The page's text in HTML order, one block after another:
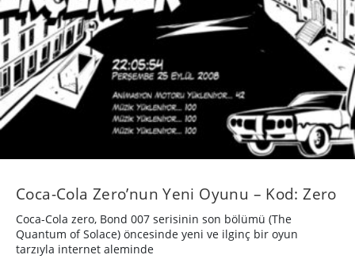
Coca-Cola Zero’nun Yeni Oyunu – Kod: Zero
Coca-Cola zero, Bond 007 serisinin son bölümü (The
Quantum of Solace) öncesinde yeni ve ilginç bir oyun
tarzıyla internet aleminde